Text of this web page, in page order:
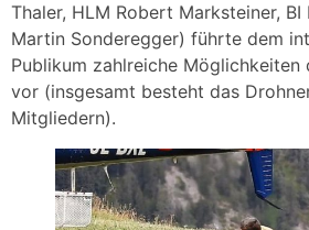
Thaler, HLM Robert Marksteiner,
Martin Sonderegger) führte dem
Publikum zahlreiche Möglichkeiten
vor (insgesamt besteht das
Mitgliedern).